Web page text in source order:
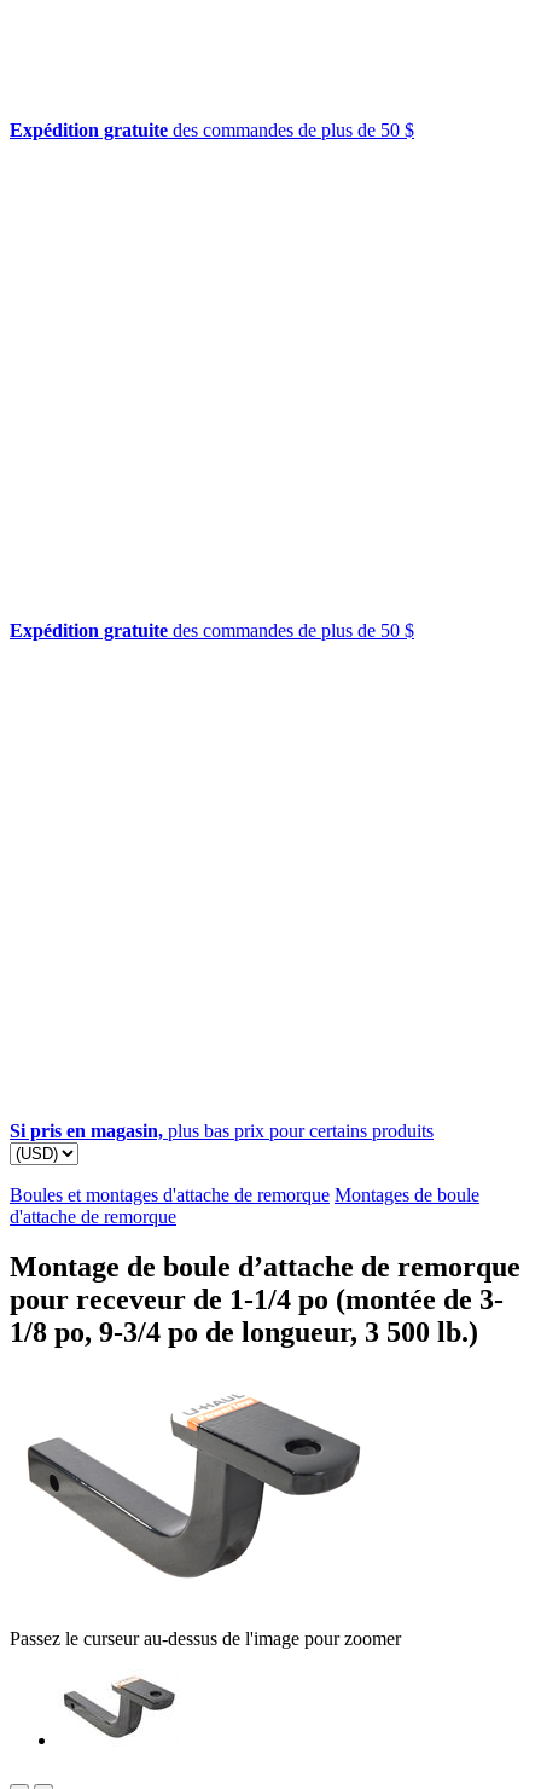
Expédition gratuite des commandes de plus de 50 $
Expédition gratuite des commandes de plus de 50 $
Si pris en magasin, plus bas prix pour certains produits
Boules et montages d'attache de remorque Montages de boule
d'attache de remorque
Montage de boule d’attache de remorque
pour receveur de 1-1/4 po (montée de 3-
1/8 po, 9-3/4 po de longueur, 3 500 lb.)
Passez le curseur au-dessus de l'image pour zoomer